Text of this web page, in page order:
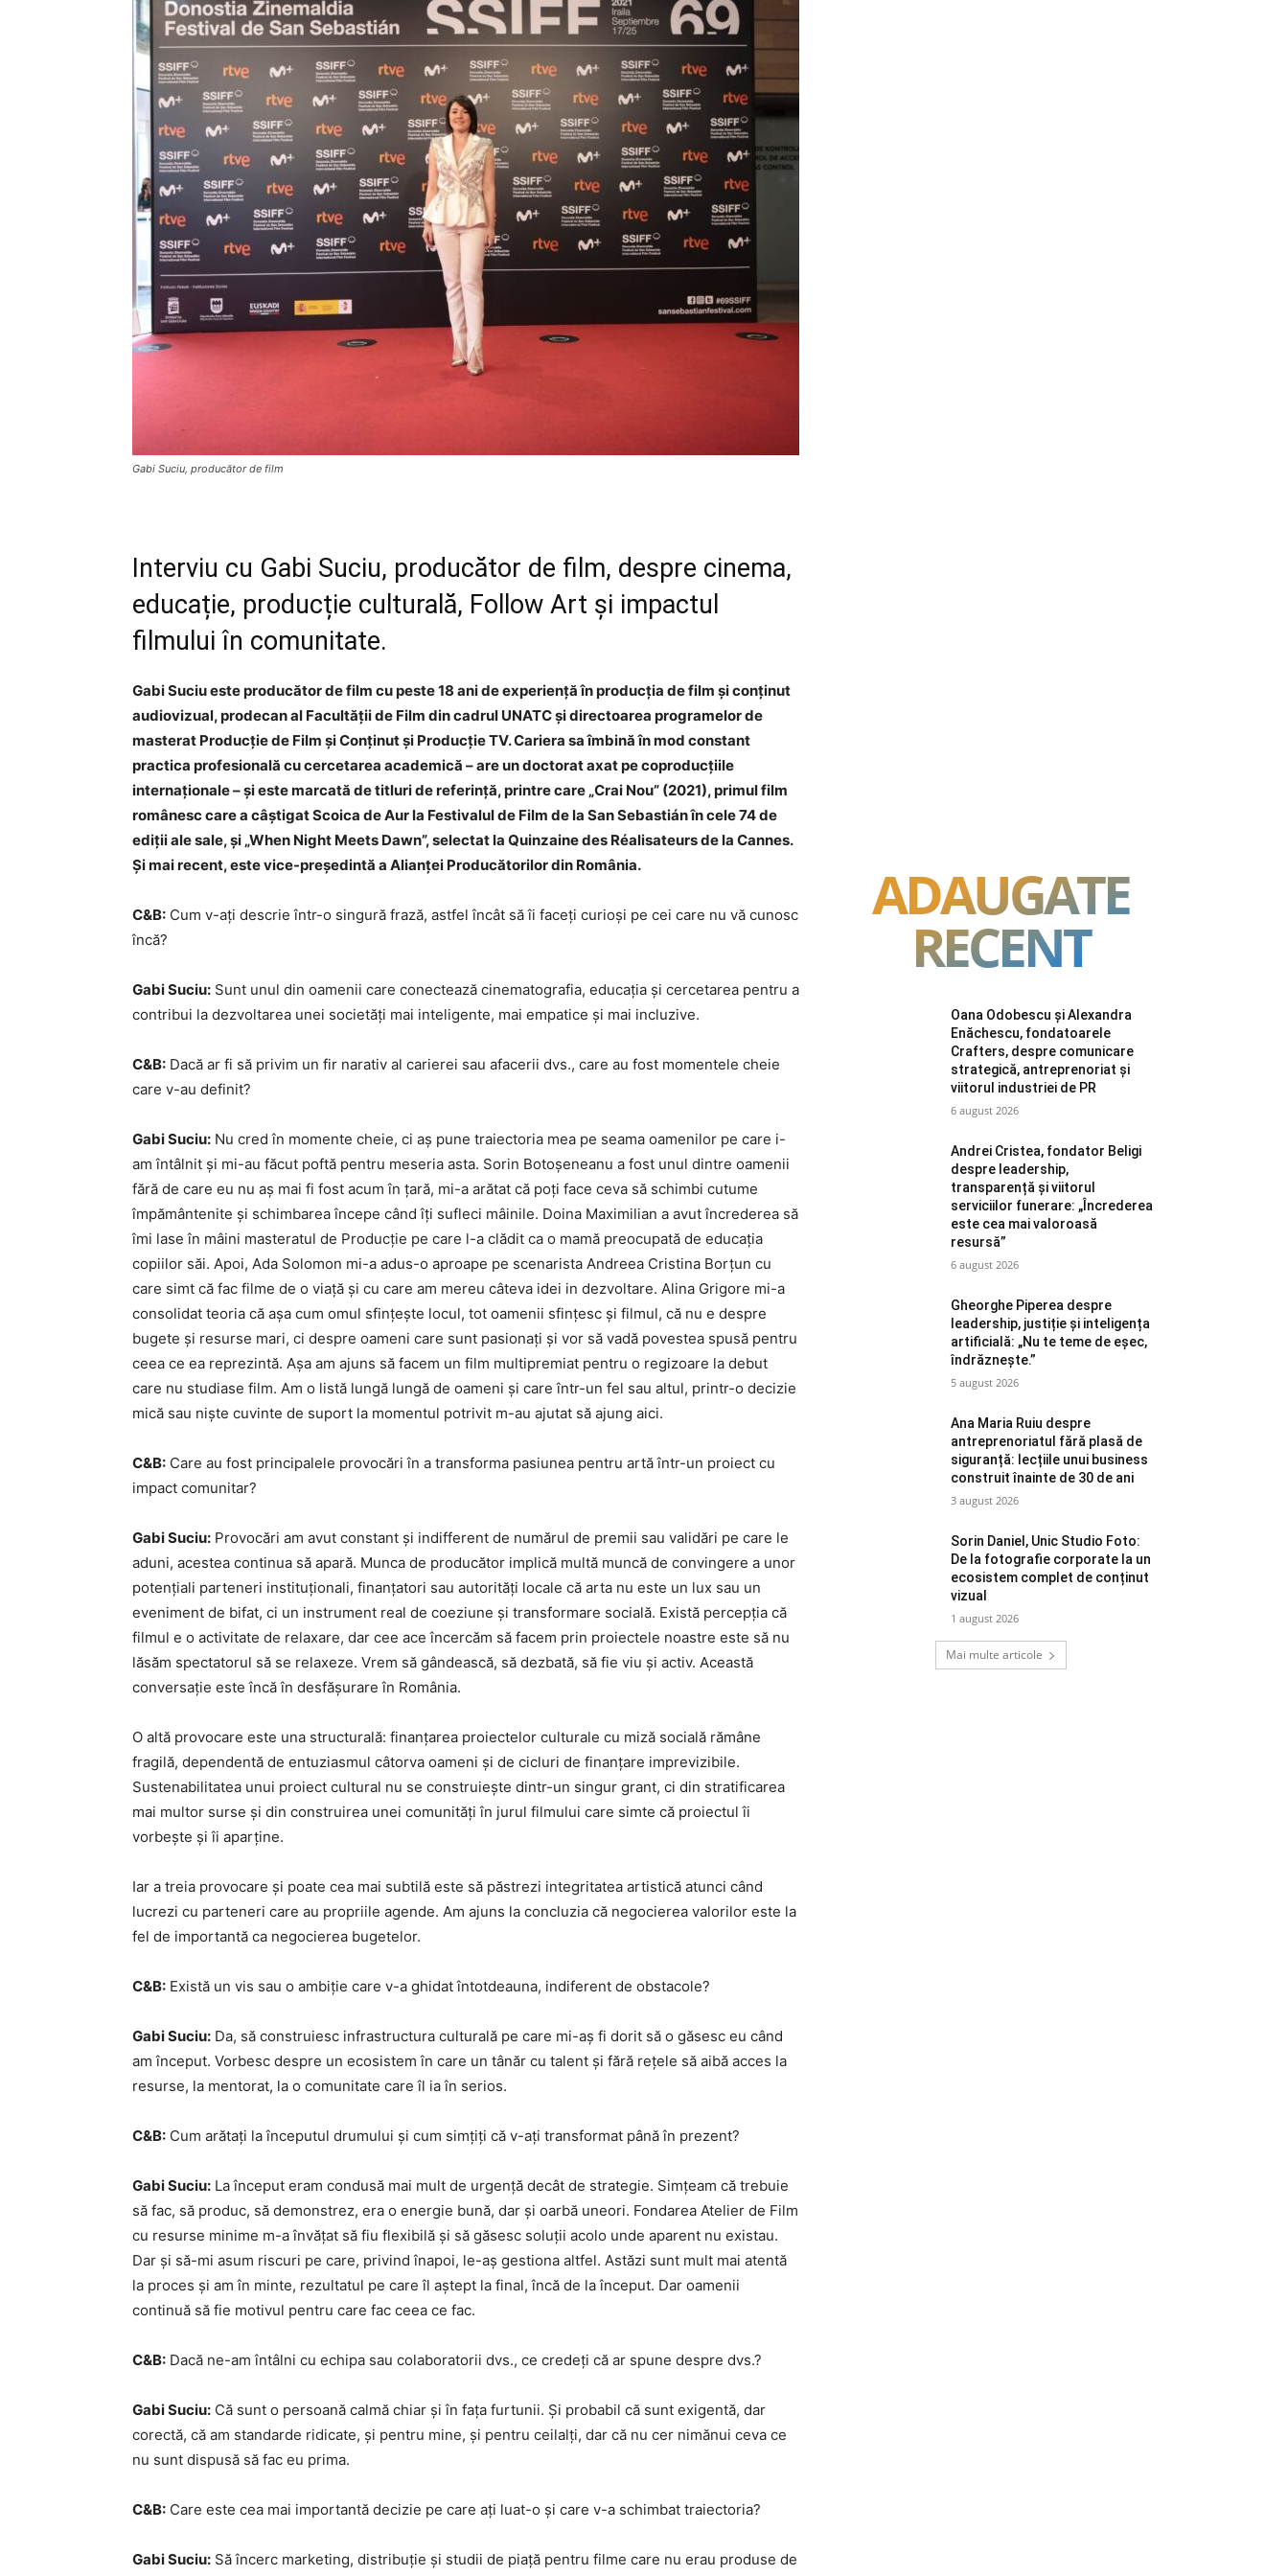
Gabi Suciu, producător de film
Interviu cu Gabi Suciu, producător de film, despre cinema,
educație, producție culturală, Follow Art și impactul
filmului în comunitate.
Gabi Suciu este producător de film cu peste 18 ani de experiență în producția de film și conținut
audiovizual, prodecan al Facultății de Film din cadrul UNATC și directoarea programelor de
masterat Producție de Film și Conținut și Producție TV. Cariera sa îmbină în mod constant
practica profesională cu cercetarea academică – are un doctorat axat pe coproducțiile
internaționale – și este marcată de titluri de referință, printre care „Crai Nou” (2021), primul film
românesc care a câștigat Scoica de Aur la Festivalul de Film de la San Sebastián în cele 74 de
ediții ale sale, și „When Night Meets Dawn”, selectat la Quinzaine des Réalisateurs de la Cannes.
Și mai recent, este vice-președintă a Alianței Producătorilor din România.
C&B: Cum v-ați descrie într-o singură frază, astfel încât să îi faceți curioși pe cei care nu vă cunosc
încă?
Gabi Suciu: Sunt unul din oamenii care conectează cinematografia, educația și cercetarea pentru a
contribui la dezvoltarea unei societăți mai inteligente, mai empatice și mai incluzive.
C&B: Dacă ar fi să privim un fir narativ al carierei sau afacerii dvs., care au fost momentele cheie
care v-au definit?
Gabi Suciu: Nu cred în momente cheie, ci aș pune traiectoria mea pe seama oamenilor pe care i-
am întâlnit și mi-au făcut poftă pentru meseria asta. Sorin Botoșeneanu a fost unul dintre oamenii
fără de care eu nu aș mai fi fost acum în țară, mi-a arătat că poți face ceva să schimbi cutume
împământenite și schimbarea începe când îți sufleci mâinile. Doina Maximilian a avut încrederea să
îmi lase în mâini masteratul de Producție pe care l-a clădit ca o mamă preocupată de educația
copiilor săi. Apoi, Ada Solomon mi-a adus-o aproape pe scenarista Andreea Cristina Borțun cu
care simt că fac filme de o viață și cu care am mereu câteva idei in dezvoltare. Alina Grigore mi-a
consolidat teoria că așa cum omul sfințește locul, tot oamenii sfințesc și filmul, că nu e despre
bugete și resurse mari, ci despre oameni care sunt pasionați și vor să vadă povestea spusă pentru
ceea ce ea reprezintă. Așa am ajuns să facem un film multipremiat pentru o regizoare la debut
care nu studiase film. Am o listă lungă lungă de oameni și care într-un fel sau altul, printr-o decizie
mică sau niște cuvinte de suport la momentul potrivit m-au ajutat să ajung aici.
C&B: Care au fost principalele provocări în a transforma pasiunea pentru artă într-un proiect cu
impact comunitar?
Gabi Suciu: Provocări am avut constant și indifferent de numărul de premii sau validări pe care le
aduni, acestea continua să apară. Munca de producător implică multă muncă de convingere a unor
potențiali parteneri instituționali, finanțatori sau autorități locale că arta nu este un lux sau un
eveniment de bifat, ci un instrument real de coeziune și transformare socială. Există percepția că
filmul e o activitate de relaxare, dar cee ace încercăm să facem prin proiectele noastre este să nu
lăsăm spectatorul să se relaxeze. Vrem să gândească, să dezbată, să fie viu și activ. Această
conversație este încă în desfășurare în România.
O altă provocare este una structurală: finanțarea proiectelor culturale cu miză socială rămâne
fragilă, dependentă de entuziasmul câtorva oameni și de cicluri de finanțare imprevizibile.
Sustenabilitatea unui proiect cultural nu se construiește dintr-un singur grant, ci din stratificarea
mai multor surse și din construirea unei comunități în jurul filmului care simte că proiectul îi
vorbește și îi aparține.
Iar a treia provocare și poate cea mai subtilă este să păstrezi integritatea artistică atunci când
lucrezi cu parteneri care au propriile agende. Am ajuns la concluzia că negocierea valorilor este la
fel de importantă ca negocierea bugetelor.
C&B: Există un vis sau o ambiție care v-a ghidat întotdeauna, indiferent de obstacole?
Gabi Suciu: Da, să construiesc infrastructura culturală pe care mi-aș fi dorit să o găsesc eu când
am început. Vorbesc despre un ecosistem în care un tânăr cu talent și fără rețele să aibă acces la
resurse, la mentorat, la o comunitate care îl ia în serios.
C&B: Cum arătați la începutul drumului și cum simțiți că v-ați transformat până în prezent?
Gabi Suciu: La început eram condusă mai mult de urgență decât de strategie. Simțeam că trebuie
să fac, să produc, să demonstrez, era o energie bună, dar și oarbă uneori. Fondarea Atelier de Film
cu resurse minime m-a învățat să fiu flexibilă și să găsesc soluții acolo unde aparent nu existau.
Dar și să-mi asum riscuri pe care, privind înapoi, le-aș gestiona altfel. Astăzi sunt mult mai atentă
la proces și am în minte, rezultatul pe care îl aștept la final, încă de la început. Dar oamenii
continuă să fie motivul pentru care fac ceea ce fac.
C&B: Dacă ne-am întâlni cu echipa sau colaboratorii dvs., ce credeți că ar spune despre dvs.?
Gabi Suciu: Că sunt o persoană calmă chiar și în fața furtunii. Și probabil că sunt exigentă, dar
corectă, că am standarde ridicate, și pentru mine, și pentru ceilalți, dar că nu cer nimănui ceva ce
nu sunt dispusă să fac eu prima.
C&B: Care este cea mai importantă decizie pe care ați luat-o și care v-a schimbat traiectoria?
Gabi Suciu: Să încerc marketing, distribuție și studii de piață pentru filme care nu erau produse de
ADAUGATE
RECENT
Oana Odobescu și Alexandra
Enăchescu, fondatoarele
Crafters, despre comunicare
strategică, antreprenoriat și
viitorul industriei de PR
6 august 2026
Andrei Cristea, fondator Beligi
despre leadership,
transparență și viitorul
serviciilor funerare: „Încrederea
este cea mai valoroasă
resursă”
6 august 2026
Gheorghe Piperea despre
leadership, justiție și inteligența
artificială: „Nu te teme de eșec,
îndrăznește.”
5 august 2026
Ana Maria Ruiu despre
antreprenoriatul fără plasă de
siguranță: lecțiile unui business
construit înainte de 30 de ani
3 august 2026
Sorin Daniel, Unic Studio Foto:
De la fotografie corporate la un
ecosistem complet de conținut
vizual
1 august 2026
Mai multe articole